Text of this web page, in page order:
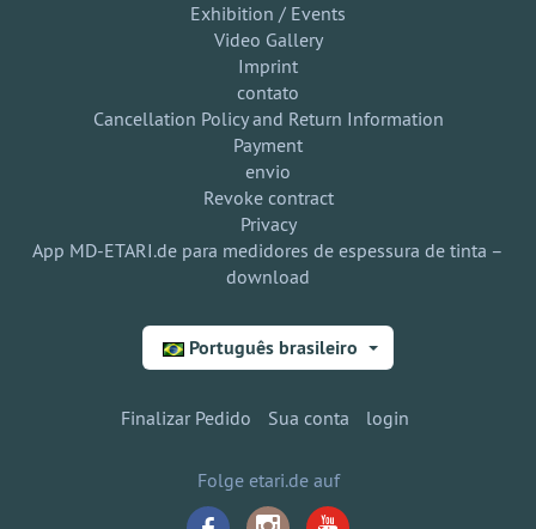
Exhibition / Events
Video Gallery
Imprint
contato
Cancellation Policy and Return Information
Payment
envio
Revoke contract
Privacy
App MD-ETARI.de para medidores de espessura de tinta –
download
Português brasileiro
Finalizar Pedido Sua conta login
Folge etari.de auf